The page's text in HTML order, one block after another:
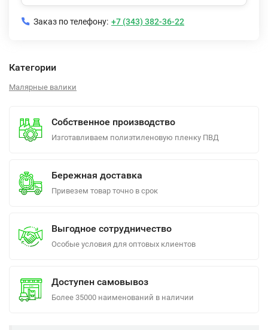
Заказ по телефону: +7 (343) 382-36-22
Категории
Малярные валики
Собственное производство
Изготавливаем полиэтиленовую пленку ПВД
Бережная доставка
Привезем товар точно в срок
Выгодное сотрудничество
Особые условия для оптовых клиентов
Доступен самовывоз
Более 35000 наименований в наличии